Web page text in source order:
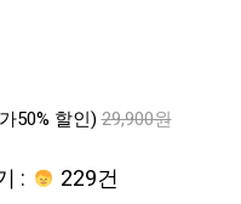
50% 할인) 29,900원
: 229건